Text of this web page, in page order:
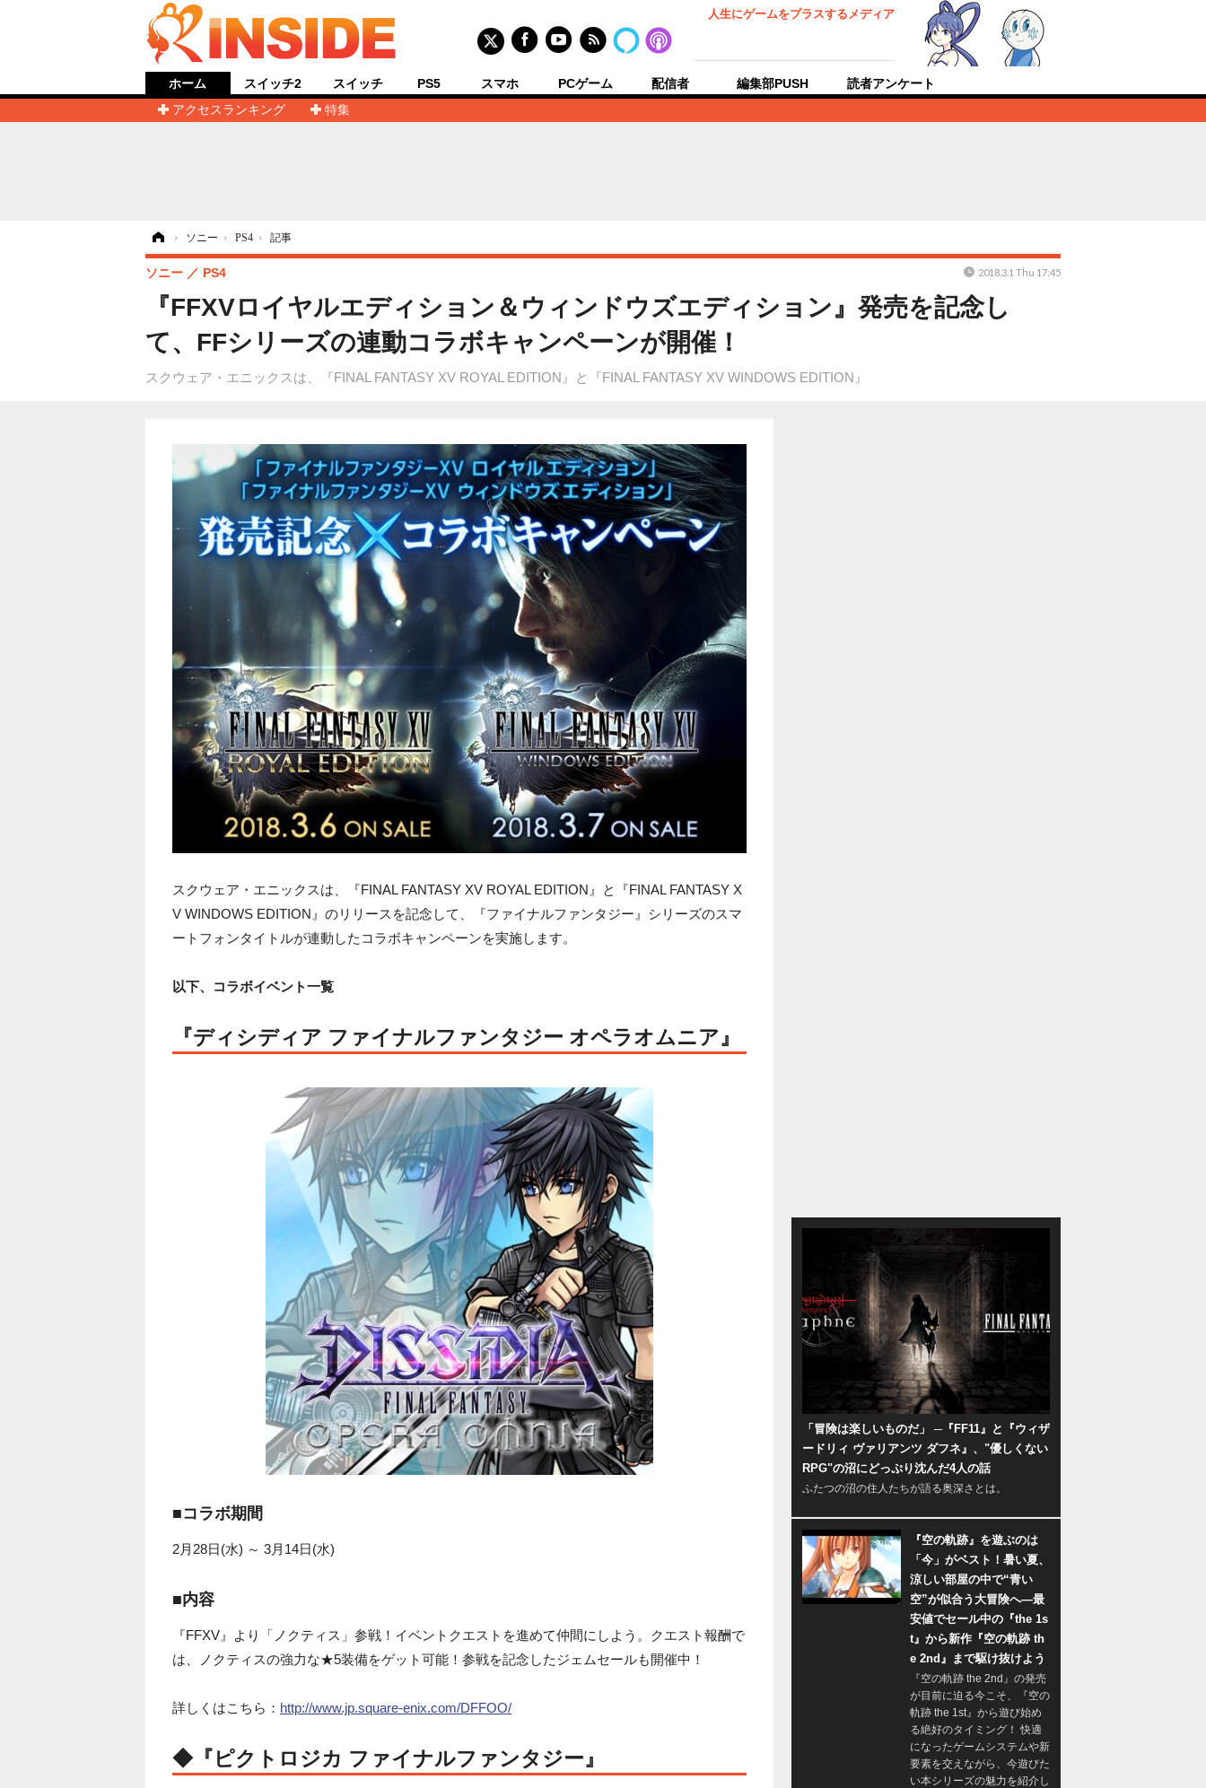
人生にゲームをプラスするメディア
ホーム
アクセスランキング
特集
スイッチ2 スイッチ PS5 スマホ PCゲーム 配信者 編集部PUSH 読者アンケート
› ソニー › PS4 › 記事
『FFXVロイヤルエディション＆ウィンドウズエディション』発売を記念し
て、FFシリーズの連動コラボキャンペーンが開催！
スクウェア・エニックスは、『FINAL FANTASY XV ROYAL EDITION』と『FINAL FANTASY XV WINDOWS EDITION』
ソニー PS4 2018.3.1 Thu 17:45
スクウェア・エニックスは、『FINAL FANTASY XV ROYAL EDITION』と『FINAL FANTASY X
V WINDOWS EDITION』のリリースを記念して、『ファイナルファンタジー』シリーズのスマ
ートフォンタイトルが連動したコラボキャンペーンを実施します。
以下、コラボイベント一覧
『ディシディア ファイナルファンタジー オペラオムニア』
■コラボ期間
2月28日(水) ～ 3月14日(水)
■内容
『FFXV』より「ノクティス」参戦！イベントクエストを進めて仲間にしよう。クエスト報酬で
は、ノクティスの強力な★5装備をゲット可能！参戦を記念したジェムセールも開催中！
詳しくはこちら： http://www.jp.square-enix.com/DFFOO/
◆『ピクトロジカ ファイナルファンタジー』
「冒険は楽しいものだ」 ─『FF11』と『ウィザ
ードリィ ヴァリアンツ ダフネ』、"優しくない
RPG"の沼にどっぷり沈んだ4人の話
ふたつの沼の住人たちが語る奥深さとは。
『空の軌跡』を遊ぶのは
「今」がベスト！暑い夏、
涼しい部屋の中で“青い
空”が似合う大冒険へ―最
安値でセール中の『the 1s
t』から新作『空の軌跡 th
e 2nd』まで駆け抜けよう
『空の軌跡 the 2nd』の発売
が目前に迫る今こそ、『空の
軌跡 the 1st』から遊び始め
る絶好のタイミング！ 快適
になったゲームシステムや新
要素を交えながら、今遊びた
い本シリーズの魅力を紹介し